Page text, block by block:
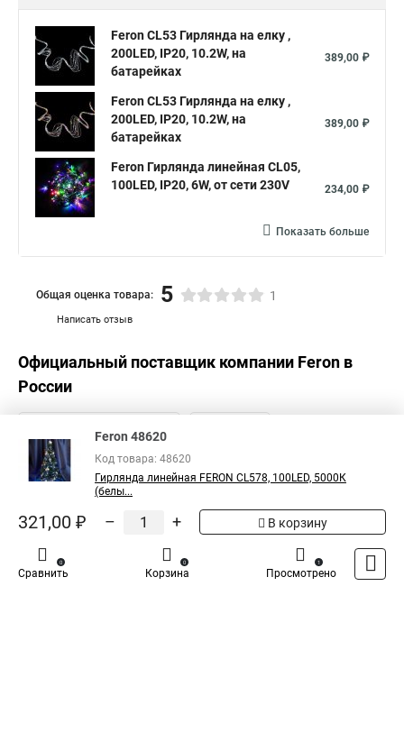
Feron CL53 Гирлянда на елку ,
200LED, IP20, 10.2W, на
батарейках
389,00 ₽
Feron CL53 Гирлянда на елку ,
200LED, IP20, 10.2W, на
батарейках
389,00 ₽
Feron Гирлянда линейная CL05,
100LED, IP20, 6W, от сети 230V
234,00 ₽
Показать больше
Написать отзыв
Общая оценка товара: 5 1
Официальный поставщик компании Feron в
России
Feron 48620
Код товара: 48620
Гирлянда линейная FERON CL578, 100LED, 5000К
(белы...
321,00 ₽ – + В корзину
Сравнить
0
Корзина
0
Просмотрено
1